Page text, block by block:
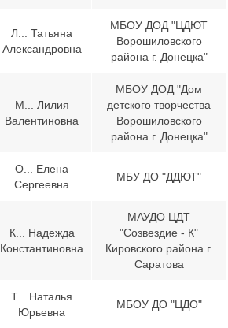
Л... Татьяна
Александровна
МБОУ ДОД "ЦДЮТ
Ворошиловского
района г. Донецка"
М... Лилия
Валентиновна
МБОУ ДОД "Дом
детского творчества
Ворошиловского
района г. Донецка"
О... Елена
Сергеевна
МБУ ДО "ДДЮТ"
К... Надежда
Константиновна
МАУДО ЦДТ
"Созвездие - К"
Кировского района г.
Саратова
Т... Наталья
Юрьевна
МБОУ ДО "ЦДО"